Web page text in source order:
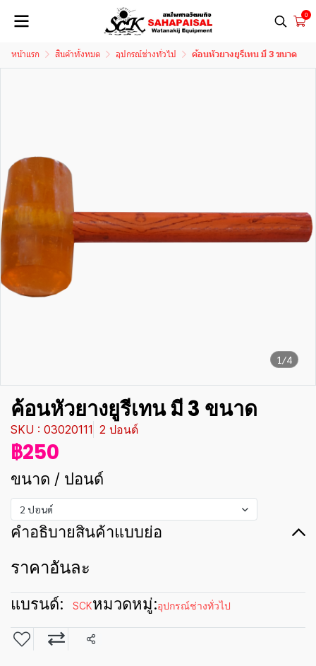
0
หน้าแรก สินค้าทั้งหมด อุปกรณ์ช่างทั่วไป ค้อนหัวยางยูรีเทน มี 3 ขนาด
1/4
ค้อนหัวยางยูรีเทน มี 3 ขนาด
SKU : 03020111 2 ปอนด์
฿250
ขนาด / ปอนด์
2 ปอนด์
คำอธิบายสินค้าแบบย่อ
ราคาอันละ
แบรนด์: SCKหมวดหมู่:อุปกรณ์ช่างทั่วไป
แชร์